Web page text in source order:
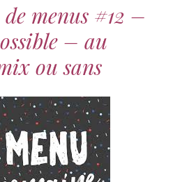
menus #12 –
– au
ou sans